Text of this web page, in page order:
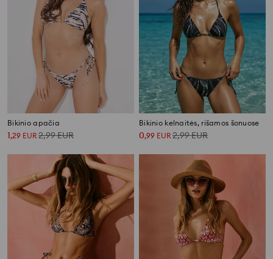
Bikinio apačia
1,29 EUR2,99EUR
Bikinio kelnaitės, rišamos šonuose
0,99 EUR2,99EUR